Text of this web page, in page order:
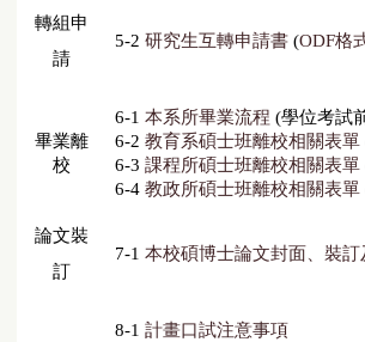
轉組申
請
5-2研究生互轉申請書 (ODF格
畢業離
校
6-1本系所畢業流程 (學位考試
6-2教育系碩士班離校相關表單
6-3課程所碩士班離校相關表單
6-4教政所碩士班離校相關表單
論文裝
訂
7-1本校碩博士論文封面、裝
8-1計畫口試注意事項